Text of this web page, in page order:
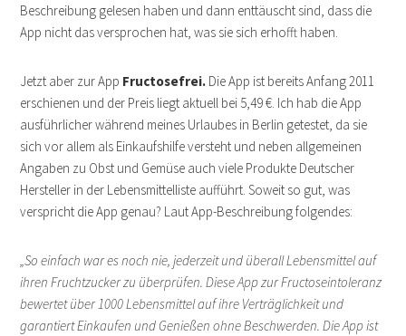
Beschreibung gelesen haben und dann enttäuscht sind, dass die
App nicht das versprochen hat, was sie sich erhofft haben.
Jetzt aber zur App Fructosefrei. Die App ist bereits Anfang 2011
erschienen und der Preis liegt aktuell bei 5,49 €. Ich hab die App
ausführlicher während meines Urlaubes in Berlin getestet, da sie
sich vor allem als Einkaufshilfe versteht und neben allgemeinen
Angaben zu Obst und Gemüse auch viele Produkte Deutscher
Hersteller in der Lebensmittelliste aufführt. Soweit so gut, was
verspricht die App genau? Laut App-Beschreibung folgendes:
„So einfach war es noch nie, jederzeit und überall Lebensmittel auf
ihren Fruchtzucker zu überprüfen. Diese App zur Fructoseintoleranz
bewertet über 1000 Lebensmittel auf ihre Verträglichkeit und
garantiert Einkaufen und Genießen ohne Beschwerden. Die App ist